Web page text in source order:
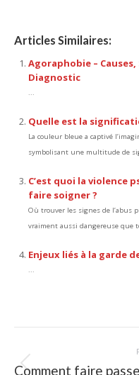
Articles Similaires:
Agoraphobie –
Diagnostic
...
Quelle est la
La couleur bleue a captivé
symbolisant une multitude de
C’est quoi la violence
faire soigner ?
Où trouver les signes de l’abus
vraiment aussi dangereuse que
Enjeux liés à la garde
...
article
Comment faire